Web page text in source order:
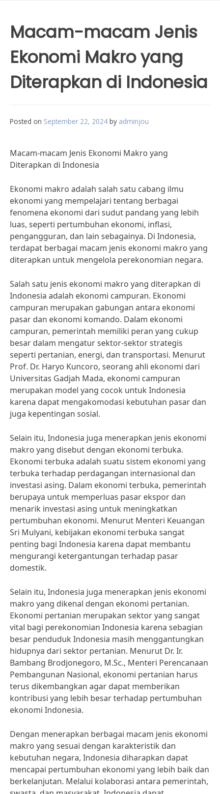
Macam-macam Jenis
Ekonomi Makro yang
Diterapkan di Indonesia
Posted on September 22, 2024 by adminjou
Macam-macam Jenis Ekonomi Makro yang
Diterapkan di Indonesia
Ekonomi makro adalah salah satu cabang ilmu
ekonomi yang mempelajari tentang berbagai
fenomena ekonomi dari sudut pandang yang lebih
luas, seperti pertumbuhan ekonomi, inflasi,
pengangguran, dan lain sebagainya. Di Indonesia,
terdapat berbagai macam jenis ekonomi makro yang
diterapkan untuk mengelola perekonomian negara.
Salah satu jenis ekonomi makro yang diterapkan di
Indonesia adalah ekonomi campuran. Ekonomi
campuran merupakan gabungan antara ekonomi
pasar dan ekonomi komando. Dalam ekonomi
campuran, pemerintah memiliki peran yang cukup
besar dalam mengatur sektor-sektor strategis
seperti pertanian, energi, dan transportasi. Menurut
Prof. Dr. Haryo Kuncoro, seorang ahli ekonomi dari
Universitas Gadjah Mada, ekonomi campuran
merupakan model yang cocok untuk Indonesia
karena dapat mengakomodasi kebutuhan pasar dan
juga kepentingan sosial.
Selain itu, Indonesia juga menerapkan jenis ekonomi
makro yang disebut dengan ekonomi terbuka.
Ekonomi terbuka adalah suatu sistem ekonomi yang
terbuka terhadap perdagangan internasional dan
investasi asing. Dalam ekonomi terbuka, pemerintah
berupaya untuk memperluas pasar ekspor dan
menarik investasi asing untuk meningkatkan
pertumbuhan ekonomi. Menurut Menteri Keuangan
Sri Mulyani, kebijakan ekonomi terbuka sangat
penting bagi Indonesia karena dapat membantu
mengurangi ketergantungan terhadap pasar
domestik.
Selain itu, Indonesia juga menerapkan jenis ekonomi
makro yang dikenal dengan ekonomi pertanian.
Ekonomi pertanian merupakan sektor yang sangat
vital bagi perekonomian Indonesia karena sebagian
besar penduduk Indonesia masih menggantungkan
hidupnya dari sektor pertanian. Menurut Dr. Ir.
Bambang Brodjonegoro, M.Sc., Menteri Perencanaan
Pembangunan Nasional, ekonomi pertanian harus
terus dikembangkan agar dapat memberikan
kontribusi yang lebih besar terhadap pertumbuhan
ekonomi Indonesia.
Dengan menerapkan berbagai macam jenis ekonomi
makro yang sesuai dengan karakteristik dan
kebutuhan negara, Indonesia diharapkan dapat
mencapai pertumbuhan ekonomi yang lebih baik dan
berkelanjutan. Melalui kolaborasi antara pemerintah,